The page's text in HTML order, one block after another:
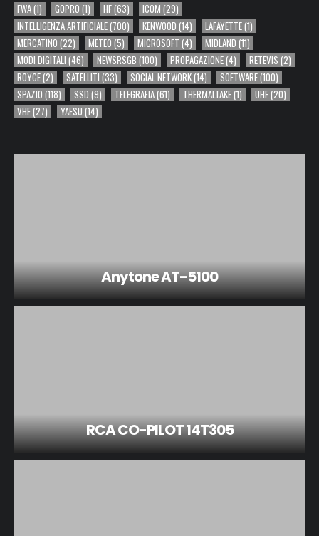
FWA(1) GOPRO (1) HF(63) ICOM (29)
INTELLIGENZA ARTIFICIALE(700) KENWOOD (14) LAFAYETTE(1)
MERCATINO (22) METEO (5) MICROSOFT (4) MIDLAND (11)
MODI DIGITALI (46) NEWSRSGB (100) PROPAGAZIONE(4) RETEVIS (2)
ROYCE(2) SATELLITI (33) SOCIAL NETWORK(14) SOFTWARE(100)
SPAZIO (118) SSD (9) TELEGRAFIA(61) THERMALTAKE(1) UHF(20)
VHF(27) YAESU (14)
Anytone AT-5100
RCA CO-PILOT 14T305